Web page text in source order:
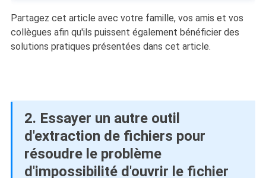
Partagez cet article avec votre famille, vos amis et vos
collègues afin qu'ils puissent également bénéficier des
solutions pratiques présentées dans cet article.
2. Essayer un autre outil
d'extraction de fichiers pour
résoudre le problème
d'impossibilité d'ouvrir le fichier